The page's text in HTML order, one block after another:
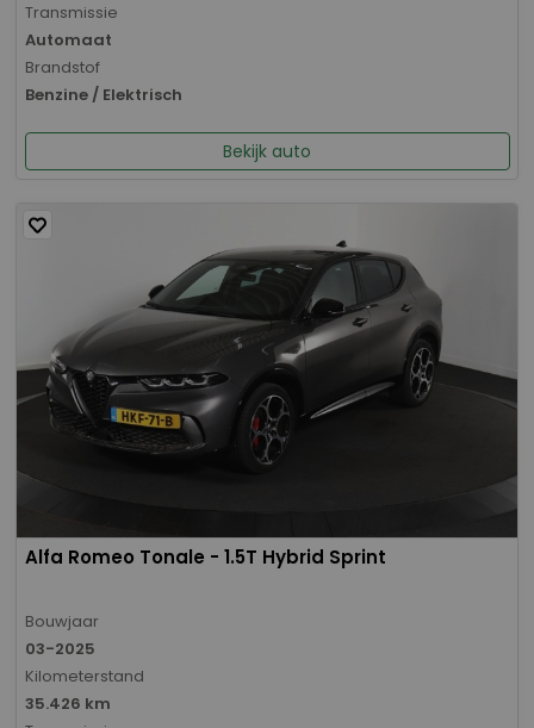
Transmissie
Automaat
Brandstof
Benzine / Elektrisch
Bekijk auto
Alfa Romeo Tonale - 1.5T Hybrid Sprint
Bouwjaar
03-2025
Kilometerstand
35.426 km